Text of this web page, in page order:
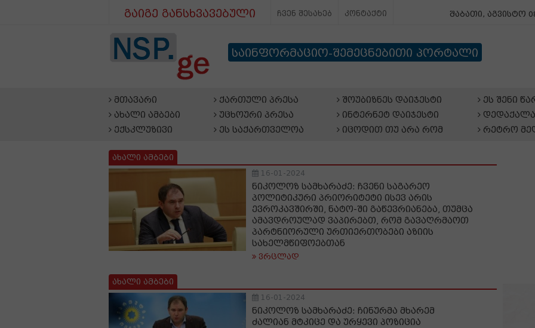
გაიგე განსხვავებული ჩვენ შესახებ კონტაქტი შაბათი, აგვისტო
საინფორმაციო-შემეცნებითი პორტალი
მთავარი
ახალი ამბები
ექსკლუზივი
ქართული პრესა
უცხოური პრესა
ეს საქართველოა
შოუბიზნეს დაიჯესტი
ინტერნეტ დაიჯესტი
იცოდით თუ არა რომ
ეს შენი
რეტრო
ახალი ამბები
16-01-2024
ნიკოლოზ სამხარაძე: ჩვენი საგარეო
პოლიტიკური პრიორიტეტი ისევ არის
ევროკავშირში, ნატო-ში გაწევრიანება, თუმცა
ამავდროულად ვაპირებთ, რომ გავაღრმაოთ
პარტნიორული ურთიერთობები აზიის
სახელმწიფოებთან
ვრცლად
ახალი ამბები
16-01-2024
ნიკოლოზ სამხარაძე: ჩინურმა მხარემ
ძალიან მტკიცე და ურყევი პოზიცია